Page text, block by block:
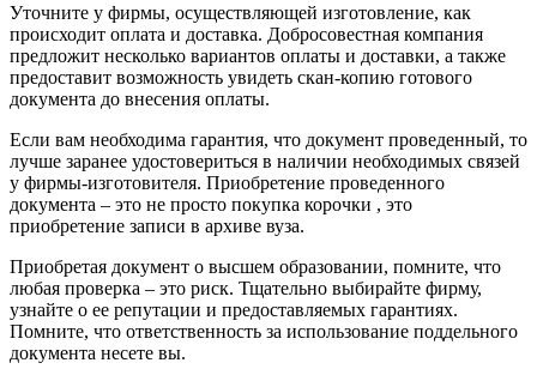
Уточните у фирмы, осуществляющей изготовление, как
происходит оплата и доставка. Добросовестная компания
предложит несколько вариантов оплаты и доставки, а также
предоставит возможность увидеть скан-копию готового
документа до внесения оплаты.
Если вам необходима гарантия, что документ проведенный, то
лучше заранее удостовериться в наличии необходимых связей
у фирмы-изготовителя. Приобретение проведенного
документа – это не просто покупка корочки , это
приобретение записи в архиве вуза.
Приобретая документ о высшем образовании, помните, что
любая проверка – это риск. Тщательно выбирайте фирму,
узнайте о ее репутации и предоставляемых гарантиях.
Помните, что ответственность за использование поддельного
документа несете вы.